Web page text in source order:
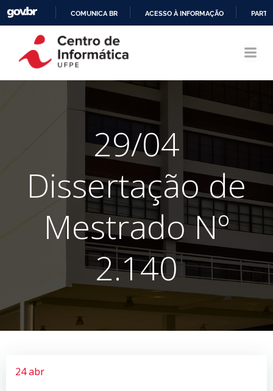
CONTEÚDO
COMUNICA BR ACESSO À INFORMAÇÃO
29/04
Dissertação de
Mestrado Nº
2.140
24 abr